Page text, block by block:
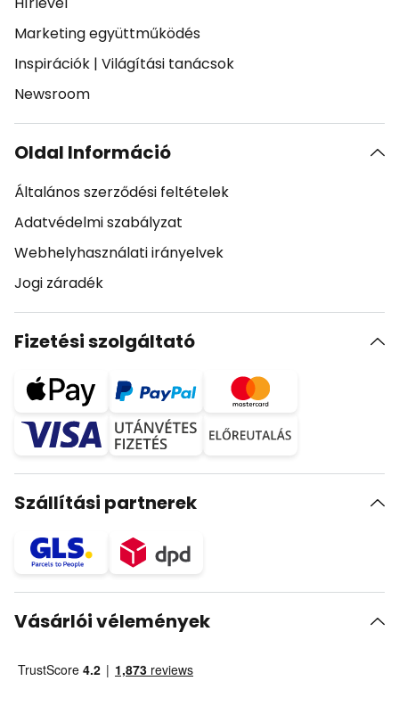
Marketing együttműködés
Inspirációk | Világítási tanácsok
Newsroom
Oldal Információ
Általános szerződési feltételek
Adatvédelmi szabályzat
Webhelyhasználati irányelvek
Jogi záradék
Fizetési szolgáltató
Szállítási partnerek
Vásárlói vélemények